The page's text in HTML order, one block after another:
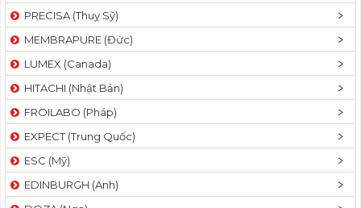
PRECISA (Thuỵ Sỹ)
MEMBRAPURE (Đức)
LUMEX (Canada)
HITACHI (Nhật Bản)
FROILABO (Pháp)
EXPECT (Trung Quốc)
ESC (Mỹ)
EDINBURGH (Anh)